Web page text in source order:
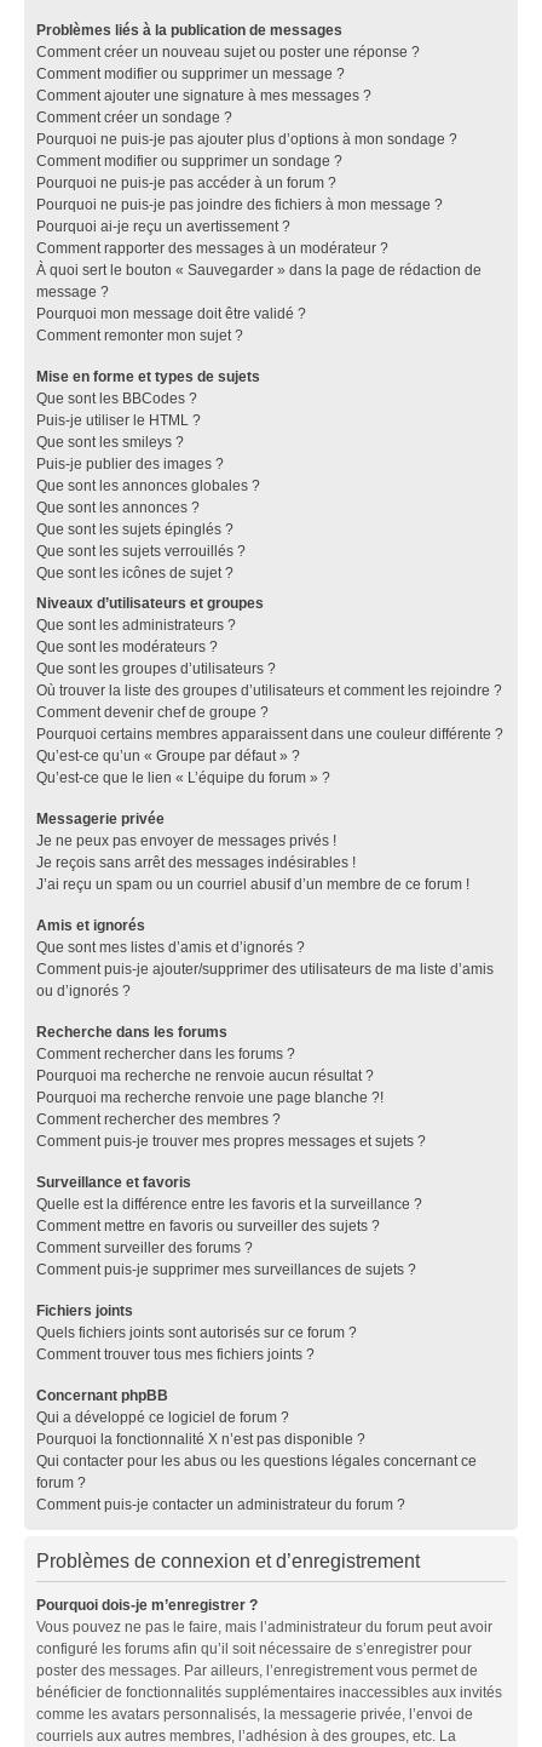
Problèmes liés à la publication de messages
Comment créer un nouveau sujet ou poster une réponse ?
Comment modifier ou supprimer un message ?
Comment ajouter une signature à mes messages ?
Comment créer un sondage ?
Pourquoi ne puis-je pas ajouter plus d’options à mon sondage ?
Comment modifier ou supprimer un sondage ?
Pourquoi ne puis-je pas accéder à un forum ?
Pourquoi ne puis-je pas joindre des fichiers à mon message ?
Pourquoi ai-je reçu un avertissement ?
Comment rapporter des messages à un modérateur ?
À quoi sert le bouton « Sauvegarder » dans la page de rédaction de
message ?
Pourquoi mon message doit être validé ?
Comment remonter mon sujet ?
Mise en forme et types de sujets
Que sont les BBCodes ?
Puis-je utiliser le HTML ?
Que sont les smileys ?
Puis-je publier des images ?
Que sont les annonces globales ?
Que sont les annonces ?
Que sont les sujets épinglés ?
Que sont les sujets verrouillés ?
Que sont les icônes de sujet ?
Niveaux d’utilisateurs et groupes
Que sont les administrateurs ?
Que sont les modérateurs ?
Que sont les groupes d’utilisateurs ?
Où trouver la liste des groupes d’utilisateurs et comment les rejoindre ?
Comment devenir chef de groupe ?
Pourquoi certains membres apparaissent dans une couleur différente ?
Qu’est-ce qu’un « Groupe par défaut » ?
Qu’est-ce que le lien « L’équipe du forum » ?
Messagerie privée
Je ne peux pas envoyer de messages privés !
Je reçois sans arrêt des messages indésirables !
J’ai reçu un spam ou un courriel abusif d’un membre de ce forum !
Amis et ignorés
Que sont mes listes d’amis et d’ignorés ?
Comment puis-je ajouter/supprimer des utilisateurs de ma liste d’amis
ou d’ignorés ?
Recherche dans les forums
Comment rechercher dans les forums ?
Pourquoi ma recherche ne renvoie aucun résultat ?
Pourquoi ma recherche renvoie une page blanche ?!
Comment rechercher des membres ?
Comment puis-je trouver mes propres messages et sujets ?
Surveillance et favoris
Quelle est la différence entre les favoris et la surveillance ?
Comment mettre en favoris ou surveiller des sujets ?
Comment surveiller des forums ?
Comment puis-je supprimer mes surveillances de sujets ?
Fichiers joints
Quels fichiers joints sont autorisés sur ce forum ?
Comment trouver tous mes fichiers joints ?
Concernant phpBB
Qui a développé ce logiciel de forum ?
Pourquoi la fonctionnalité X n’est pas disponible ?
Qui contacter pour les abus ou les questions légales concernant ce
forum ?
Comment puis-je contacter un administrateur du forum ?
Problèmes de connexion et d’enregistrement
Pourquoi dois-je m’enregistrer ?
Vous pouvez ne pas le faire, mais l’administrateur du forum peut avoir
configuré les forums afin qu’il soit nécessaire de s’enregistrer pour
poster des messages. Par ailleurs, l’enregistrement vous permet de
bénéficier de fonctionnalités supplémentaires inaccessibles aux invités
comme les avatars personnalisés, la messagerie privée, l’envoi de
courriels aux autres membres, l’adhésion à des groupes, etc. La